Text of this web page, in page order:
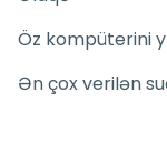
Öz kompüterini
Ən çox verilən